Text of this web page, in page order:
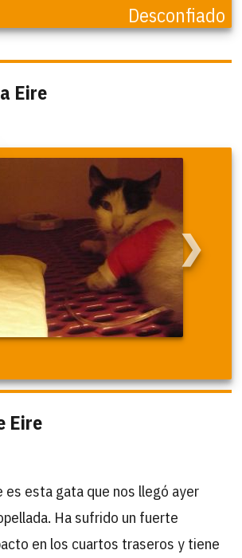
Desconfiado
Eire
❯
Eire
es esta gata que nos llegó ayer
Ha sufrido un fuerte
en los cuartos traseros y tiene